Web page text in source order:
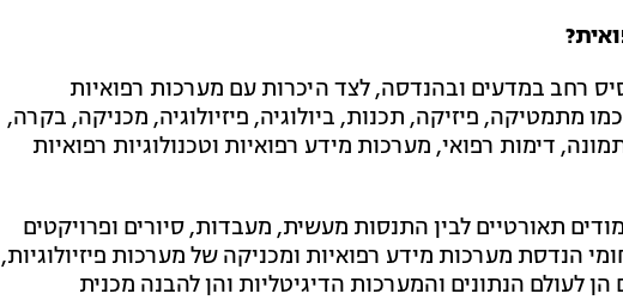
רחב במדעים ובהנדסה, לצד היכרות עם מערכות רפואיות
כמו מתמטיקה, פיזיקה, תכנות, ביולוגיה, פיזיולוגיה, מכניקה, בקרה,
דימות רפואי, מערכות מידע רפואיות וטכנולוגיות רפואיות
תאורטיים לבין התנסות מעשית, מעבדות, סיורים ופרויקטים
הנדסת מערכות מידע רפואיות ומכניקה של מערכות פיזיולוגיות,
לעולם הנתונים והמערכות הדיגיטליות והן להבנה מכנית